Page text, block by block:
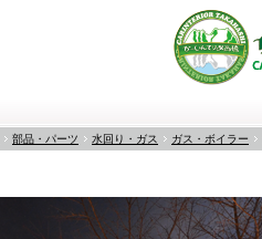
部品・パーツ 水回り・ガス ガス・ボイラー